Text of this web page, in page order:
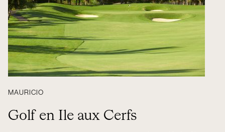
MAURICIO
Golf en Ile aux Cerfs